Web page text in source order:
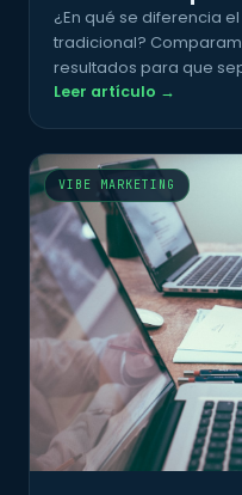
¿En qué se diferencia
tradicional?
resultados para que
Leer artículo →
VIBE MARKETING